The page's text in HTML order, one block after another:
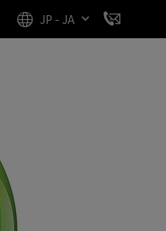
JP - JA